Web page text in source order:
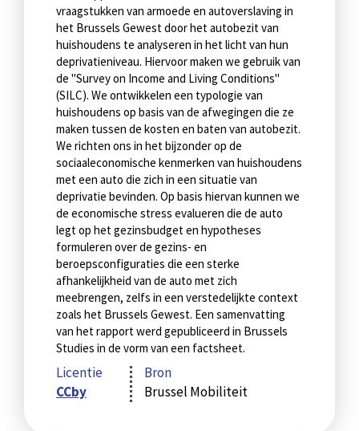
vraagstukken van armoede en autoverslaving in
het Brussels Gewest door het autobezit van
huishoudens te analyseren in het licht van hun
deprivatieniveau. Hiervoor maken we gebruik van
de "Survey on Income and Living Conditions"
(SILC). We ontwikkelen een typologie van
huishoudens op basis van de afwegingen die ze
maken tussen de kosten en baten van autobezit.
We richten ons in het bijzonder op de
sociaaleconomische kenmerken van huishoudens
met een auto die zich in een situatie van
deprivatie bevinden. Op basis hiervan kunnen we
de economische stress evalueren die de auto
legt op het gezinsbudget en hypotheses
formuleren over de gezins- en
beroepsconfiguraties die een sterke
afhankelijkheid van de auto met zich
meebrengen, zelfs in een verstedelijkte context
zoals het Brussels Gewest. Een samenvatting
van het rapport werd gepubliceerd in Brussels
Studies in de vorm van een factsheet.
Licentie
CCby
Bron
Brussel Mobiliteit